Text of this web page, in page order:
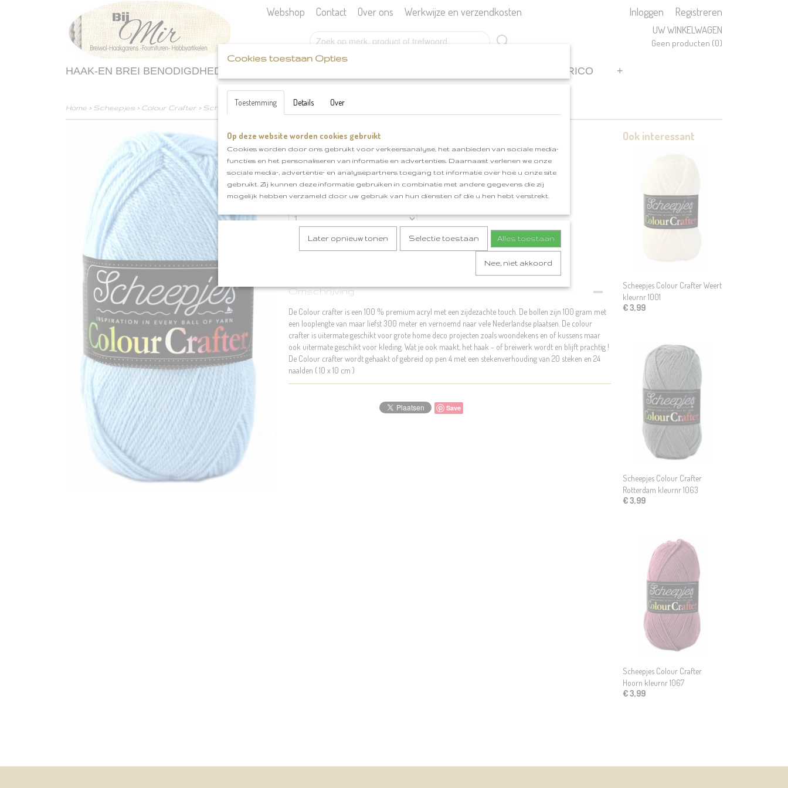
Webshop Contact Over ons Werkwijze en verzendkosten Inloggen Registreren
UW WINKELWAGEN
Geen producten (0)
HAAK-EN BREI BENODIGDHEDEN RICO +
Home > Scheepjes > Colour Crafter > Scheepjes colour Crafter Texel kleurnr 1019
Scheepjes colour Crafter Texel kleurnr 1019
€ 3,99 (inclusief btw 21%)
✓Op voorraad- Levertijd 1-2 dagen
Aantal
Omschrijving
De Colour crafter is een 100 % premium acryl met een zijdezachte touch. De bollen zijn 100 gram met
een looplengte van maar liefst 300 meter en vernoemd naar vele Nederlandse plaatsen. De colour
crafter is uitermate geschikt voor grote home deco projecten zoals woondekens en of kussens maar
ook uitermate geschikt voor kleding. Wat je ook maakt, het haak - of breiwerk wordt en blijft prachtig !
De Colour crafter wordt gehaakt of gebreid op pen 4 met een stekenverhouding van 20 steken en 24
naalden ( 10 x 10 cm )
Save
Ook interessant
Scheepjes Colour Crafter Weert
kleurnr 1001
€ 3,99
Scheepjes Colour Crafter
Rotterdam kleurnr 1063
€ 3,99
Scheepjes Colour Crafter
Hoorn kleurnr 1067
€ 3,99
Cookies toestaan Opties
Toestemming Details Over
Op deze website worden cookies gebruikt
Cookies worden door ons gebruikt voor verkeersanalyse, het aanbieden van sociale media-
functies en het personaliseren van informatie en advertenties. Daarnaast verlenen we onze
sociale media-, advertentie- en analysepartners toegang tot informatie over hoe u onze site
gebruikt. Zij kunnen deze informatie gebruiken in combinatie met andere gegevens die zij
mogelijk hebben verzameld door uw gebruik van hun diensten of die u hen hebt verstrekt.
Later opnieuw tonen Selectie toestaan Alles toestaan
Nee, niet akkoord